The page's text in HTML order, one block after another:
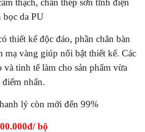
bọc da PU
thiết kế độc đáo, phần chân bàn
mạ vàng giúp nổi bật thiết kế. Các
và tinh tế làm cho sản phẩm vừa
nhấn.
lý còn mới đến 99%
bộ